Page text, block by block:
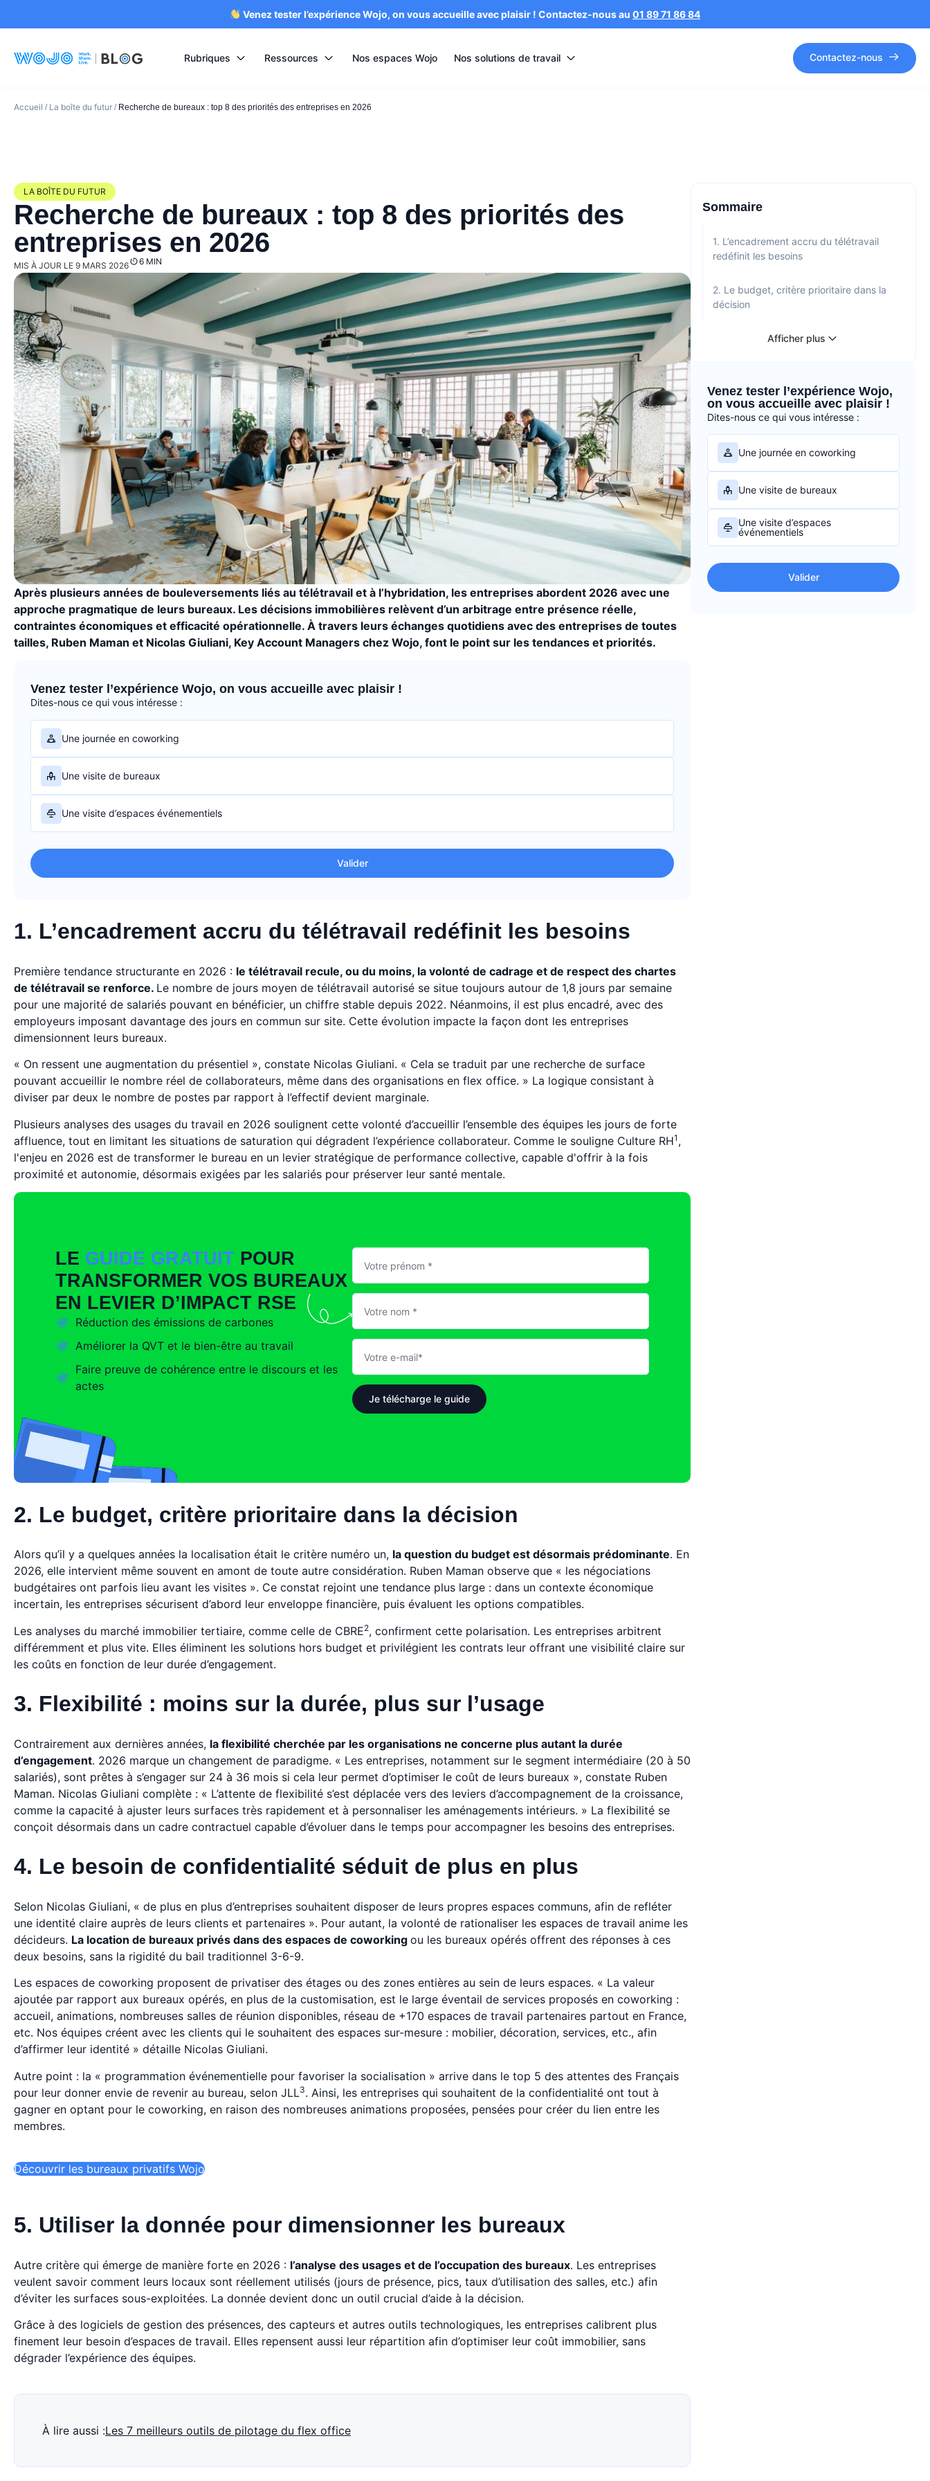
Venez tester l’expérience Wojo, on vous accueille avec plaisir ! Contactez-nous au 01 89 71 86 84
Rubriques Ressources Nos espaces Wojo Nos solutions de travail Contactez-nous
Accueil / La boîte du futur / Recherche de bureaux : top 8 des priorités des entreprises en 2026
LA BOÎTE DU FUTUR
Recherche de bureaux : top 8 des priorités des
entreprises en 2026
MIS À JOUR LE 9 MARS 2026 6 MIN
Après plusieurs années de bouleversements liés au télétravail et à l’hybridation, les entreprises abordent 2026 avec une
approche pragmatique de leurs bureaux. Les décisions immobilières relèvent d’un arbitrage entre présence réelle,
contraintes économiques et efficacité opérationnelle. À travers leurs échanges quotidiens avec des entreprises de toutes
tailles, Ruben Maman et Nicolas Giuliani, Key Account Managers chez Wojo, font le point sur les tendances et priorités.
Venez tester l’expérience Wojo, on vous accueille avec plaisir !
Dites-nous ce qui vous intéresse :
Une journée en coworking
Une visite de bureaux
Une visite d’espaces événementiels
Valider
1. L’encadrement accru du télétravail redéfinit les besoins
Première tendance structurante en 2026 : le télétravail recule, ou du moins, la volonté de cadrage et de respect des chartes
de télétravail se renforce. Le nombre de jours moyen de télétravail autorisé se situe toujours autour de 1,8 jours par semaine
pour une majorité de salariés pouvant en bénéficier, un chiffre stable depuis 2022. Néanmoins, il est plus encadré, avec des
employeurs imposant davantage des jours en commun sur site. Cette évolution impacte la façon dont les entreprises
dimensionnent leurs bureaux.
« On ressent une augmentation du présentiel », constate Nicolas Giuliani. « Cela se traduit par une recherche de surface
pouvant accueillir le nombre réel de collaborateurs, même dans des organisations en flex office. » La logique consistant à
diviser par deux le nombre de postes par rapport à l’effectif devient marginale.
Plusieurs analyses des usages du travail en 2026 soulignent cette volonté d’accueillir l’ensemble des équipes les jours de forte
affluence, tout en limitant les situations de saturation qui dégradent l’expérience collaborateur. Comme le souligne Culture RH1 ,
l'enjeu en 2026 est de transformer le bureau en un levier stratégique de performance collective, capable d'offrir à la fois
proximité et autonomie, désormais exigées par les salariés pour préserver leur santé mentale.
LE GUIDE GRATUIT POUR
TRANSFORMER VOS BUREAUX
EN LEVIER D’IMPACT RSE
Réduction des émissions de carbones
Améliorer la QVT et le bien-être au travail
Faire preuve de cohérence entre le discours et les
actes
Je télécharge le guide
2. Le budget, critère prioritaire dans la décision
Alors qu’il y a quelques années la localisation était le critère numéro un, la question du budget est désormais prédominante. En
2026, elle intervient même souvent en amont de toute autre considération. Ruben Maman observe que « les négociations
budgétaires ont parfois lieu avant les visites ». Ce constat rejoint une tendance plus large : dans un contexte économique
incertain, les entreprises sécurisent d’abord leur enveloppe financière, puis évaluent les options compatibles.
Les analyses du marché immobilier tertiaire, comme celle de CBRE2, confirment cette polarisation. Les entreprises arbitrent
différemment et plus vite. Elles éliminent les solutions hors budget et privilégient les contrats leur offrant une visibilité claire sur
les coûts en fonction de leur durée d’engagement.
3. Flexibilité : moins sur la durée, plus sur l’usage
Contrairement aux dernières années, la flexibilité cherchée par les organisations ne concerne plus autant la durée
d’engagement. 2026 marque un changement de paradigme. « Les entreprises, notamment sur le segment intermédiaire (20 à 50
salariés), sont prêtes à s’engager sur 24 à 36 mois si cela leur permet d’optimiser le coût de leurs bureaux », constate Ruben
Maman. Nicolas Giuliani complète : « L’attente de flexibilité s’est déplacée vers des leviers d’accompagnement de la croissance,
comme la capacité à ajuster leurs surfaces très rapidement et à personnaliser les aménagements intérieurs. » La flexibilité se
conçoit désormais dans un cadre contractuel capable d’évoluer dans le temps pour accompagner les besoins des entreprises.
4. Le besoin de confidentialité séduit de plus en plus
Selon Nicolas Giuliani, « de plus en plus d’entreprises souhaitent disposer de leurs propres espaces communs, afin de refléter
une identité claire auprès de leurs clients et partenaires ». Pour autant, la volonté de rationaliser les espaces de travail anime les
décideurs. La location de bureaux privés dans des espaces de coworking ou les bureaux opérés offrent des réponses à ces
deux besoins, sans la rigidité du bail traditionnel 3-6-9.
Les espaces de coworking proposent de privatiser des étages ou des zones entières au sein de leurs espaces. « La valeur
ajoutée par rapport aux bureaux opérés, en plus de la customisation, est le large éventail de services proposés en coworking :
accueil, animations, nombreuses salles de réunion disponibles, réseau de +170 espaces de travail partenaires partout en France,
etc. Nos équipes créent avec les clients qui le souhaitent des espaces sur-mesure : mobilier, décoration, services, etc., afin
d’affirmer leur identité » détaille Nicolas Giuliani.
Autre point : la « programmation événementielle pour favoriser la socialisation » arrive dans le top 5 des attentes des Français
pour leur donner envie de revenir au bureau, selon JLL3. Ainsi, les entreprises qui souhaitent de la confidentialité ont tout à
gagner en optant pour le coworking, en raison des nombreuses animations proposées, pensées pour créer du lien entre les
membres.
Découvrir les bureaux privatifs Wojo
5. Utiliser la donnée pour dimensionner les bureaux
Autre critère qui émerge de manière forte en 2026 : l’analyse des usages et de l’occupation des bureaux. Les entreprises
veulent savoir comment leurs locaux sont réellement utilisés (jours de présence, pics, taux d’utilisation des salles, etc.) afin
d’éviter les surfaces sous-exploitées. La donnée devient donc un outil crucial d’aide à la décision.
Grâce à des logiciels de gestion des présences, des capteurs et autres outils technologiques, les entreprises calibrent plus
finement leur besoin d’espaces de travail. Elles repensent aussi leur répartition afin d’optimiser leur coût immobilier, sans
dégrader l’expérience des équipes.
À lire aussi :Les 7 meilleurs outils de pilotage du flex office
Sommaire
1. L’encadrement accru du télétravail
redéfinit les besoins
2. Le budget, critère prioritaire dans la
décision
Afficher plus
Venez tester l’expérience Wojo,
on vous accueille avec plaisir !
Dites-nous ce qui vous intéresse :
Une journée en coworking
Une visite de bureaux
Une visite d’espaces
événementiels
Valider